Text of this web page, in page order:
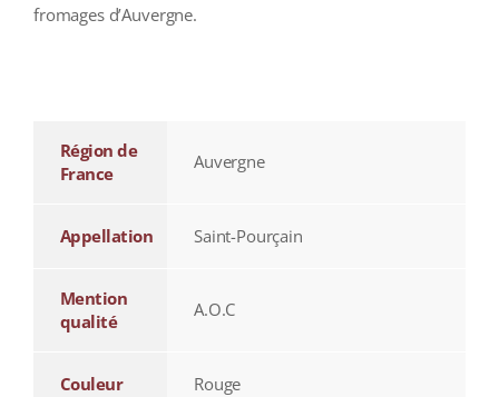
fromages d’Auvergne.
Région de
France
Auvergne
Appellation Saint-Pourçain
Mention
qualité
A.O.C
Couleur Rouge